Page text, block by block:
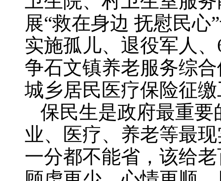
展“救在身边 抚慰民心
实施孤儿、退役军人
争石文镇养老服务综
城乡居民医疗保险征
保民生是政府最重
业、医疗、养老等最
一分都不能省，该给